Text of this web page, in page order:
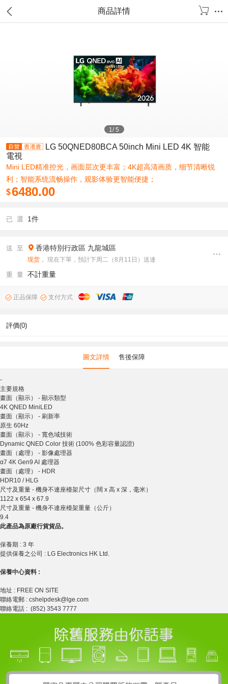
商品詳情
1/5
LG 50QNED80BCA 50inch Mini LED 4K 智能
電視
Mini LED精准控光，画面层次更丰富；4K超高清画质，细节清晰锐
利；智能系统流畅操作，观影体验更智能便捷；
$6480.00
已 選 1件
送 至 香港特別行政區 九龍城區
现货 ， 現在下單，預計下周二（8月11日）送達
重 量 不計重量
正品保障 支付方式
評價(0)
圖文詳情 售後保障
-
主要規格
畫面（顯示） - 顯示類型
4K QNED MiniLED
畫面（顯示） - 刷新率
原生 60Hz
畫面（顯示） - 寬色域技術
Dynamic QNED Color 技術 (100% 色彩容量認證)
畫面（處理） - 影像處理器
α7 4K Gen9 AI 處理器
畫面（處理） - HDR
HDR10 / HLG
尺寸及重量 - 機身不連座檯架尺寸（闊 x 高 x 深，毫米）
1122 x 654 x 67.9
尺寸及重量 - 機身不連座檯架重量（公斤）
9.4
此產品為原廠行貨貨品。
保養期 : 3 年
提供保養之公司 : LG Electronics HK Ltd.
保養中心資料 :
地址 : FREE ON SITE
聯絡電郵 : cshelpdesk@lge.com
聯絡電話 : (852) 3543 7777